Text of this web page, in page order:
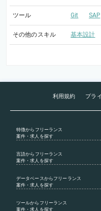
ツール Git SAP
その他のスキル 基本設計
利用規約 プラ
特徴からフリーランス
案件・求人を探す
言語からフリーランス
案件・求人を探す
データベース からフリーランス
案件・求人を探す
ツールからフリーランス
案件・求人を探す